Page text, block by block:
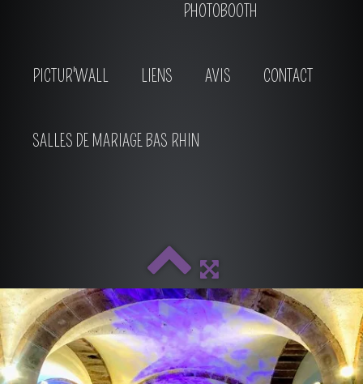
PHOTOBOOTH
PICTUR'WALL LIENS AVIS CONTACT
SALLES DE MARIAGE BAS RHIN